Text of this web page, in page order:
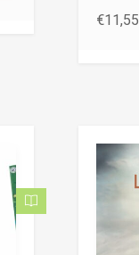
€11,55